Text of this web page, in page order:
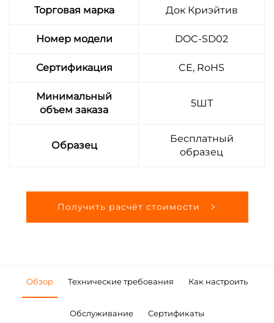
Торговая марка Док Криэйтив
Номер модели DOC-SD02
Сертификация CE, RoHS
Минимальный
объем заказа
5ШТ
Образец
Бесплатный
образец
Получить расчёт стоимости
Обзор Технические требования Как настроить
Обслуживание Сертификаты